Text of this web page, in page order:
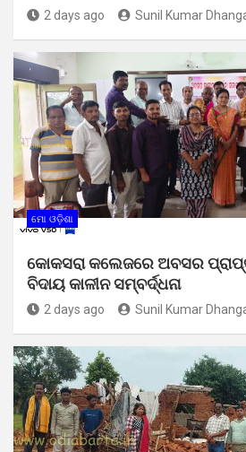
2 days ago Sunil Kumar
ମୋ ଓଡ଼ିଶା
କୋକସରା କଲେଜରେ ଅବସର
ବିଦାୟ କାଳୀନ ସମ୍ବର୍ଦ୍ଧନା
2 days ago Sunil Kumar